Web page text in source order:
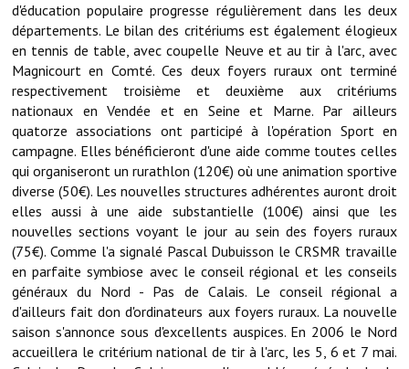
Actions et projets
Projets et travaux en cours
Procès verbaux des conseils municipaux
Communication
Le bulletin municipal : Fressinfo & Le Fressinois
Toutes les publications
Le village dans l'intercommunalité
Communauté de communes
Autres groupements
Les réseaux partenaires
d'éducation populaire progresse régulièrement dans les deux
départements. Le bilan des critériums est également élogieux
en tennis de table, avec coupelle Neuve et au tir à l'arc, avec
Magnicourt en Comté. Ces deux foyers ruraux ont terminé
respectivement troisième et deuxième aux critériums
nationaux en Vendée et en Seine et Marne. Par ailleurs
quatorze associations ont participé à l'opération Sport en
campagne. Elles bénéficieront d'une aide comme toutes celles
qui organiseront un rurathlon (120€) où une animation sportive
diverse (50€). Les nouvelles structures adhérentes auront droit
elles aussi à une aide substantielle (100€) ainsi que les
nouvelles sections voyant le jour au sein des foyers ruraux
(75€). Comme l'a signalé Pascal Dubuisson le CRSMR travaille
en parfaite symbiose avec le conseil régional et les conseils
généraux du Nord - Pas de Calais. Le conseil régional a
d'ailleurs fait don d'ordinateurs aux foyers ruraux. La nouvelle
saison s'annonce sous d'excellents auspices. En 2006 le Nord
accueillera le critérium national de tir à l'arc, les 5, 6 et 7 mai.